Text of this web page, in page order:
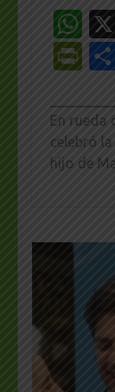
En rueda
celebró
hijo de